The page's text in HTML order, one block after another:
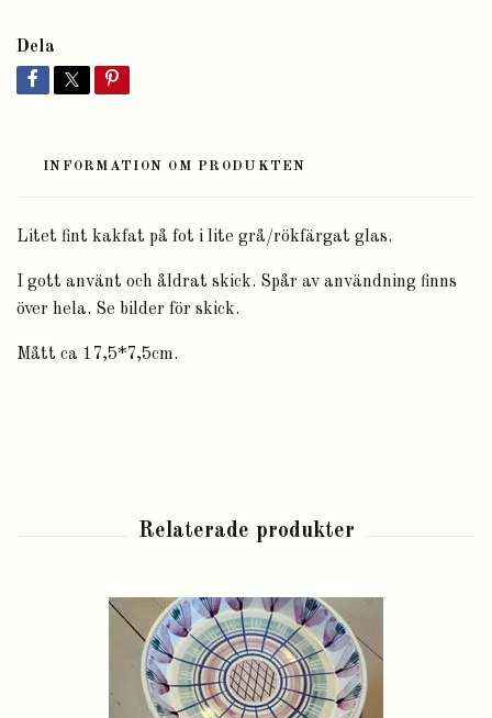
Dela
INFORMATION OM PRODUKTEN
Litet fint kakfat på fot i lite grå/rökfärgat glas.
I gott använt och åldrat skick. Spår av användning finns
över hela. Se bilder för skick.
Mått ca 17,5*7,5cm.